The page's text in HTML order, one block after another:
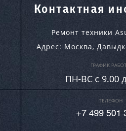
Контактная
Ремонт техники
Адрес: Москва,
ГРАФИК
ПН-ВC c 9.00
ТЕЛЕФОН
+7 499 501